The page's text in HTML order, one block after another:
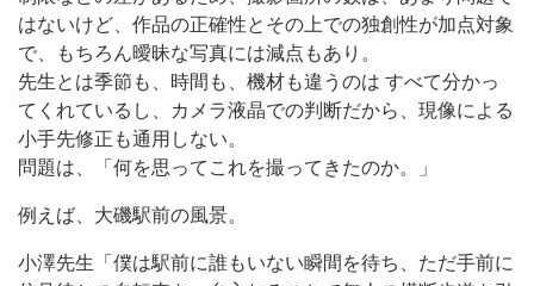
はないけど、作品の正確性とその上での独創性が加点対象
で、もちろん曖昧な写真には減点もあり。
先生とは季節も、時間も、機材も違うのは すべて分かっ
てくれているし、カメラ液晶での判断だから、現像による
小手先修正も通用しない。
問題は、「何を思ってこれを撮ってきたのか。」
例えば、大磯駅前の風景。
小澤先生「僕は駅前に誰もいない瞬間を待ち、ただ手前に